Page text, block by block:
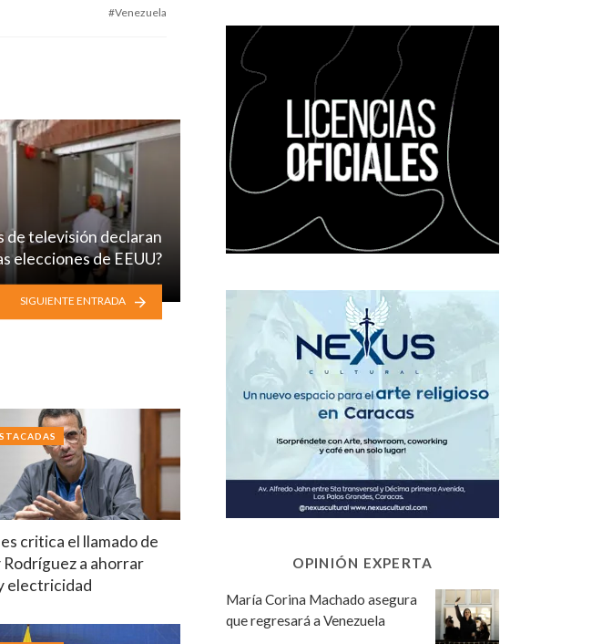
Venezuela
de televisión declaran
elecciones de EEUU?
SIGUIENTE ENTRADA
critica el llamado de
Rodríguez a ahorrar
electricidad
OPINIÓN EXPERTA
María Corina Machado asegura
que regresará a Venezuela